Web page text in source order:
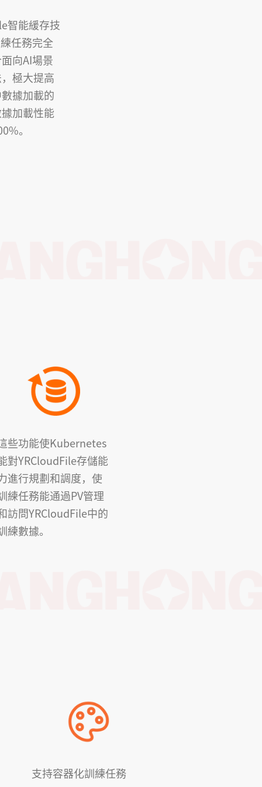
智能緩存技
任務完全
向AI場景
極大提高
據加載的
加載性能
。
些功能使Kubernetes
對YRCloudFile存儲能
進行規劃和調度，使
練任務能通過PV管理
訪問YRCloudFile中的
練數據。
支持容器化訓練任務